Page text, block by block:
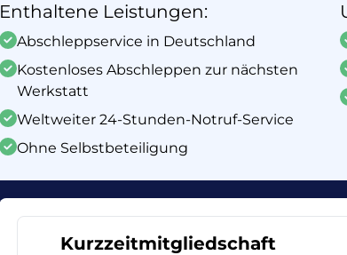
Enthaltene Leistungen:
Abschleppservice in Deutschland
Kostenloses Abschleppen zur nächsten
Werkstatt
Weltweiter 24-Stunden-Notruf-Service
Ohne Selbstbeteiligung
Kurzzeitmitgliedschaft